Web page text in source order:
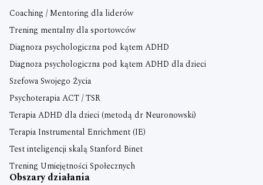
Coaching / Mentoring dla liderów
Trening mentalny dla sportowców
Diagnoza psychologiczna pod kątem ADHD
Diagnoza psychologiczna pod kątem ADHD dla dzieci
Szefowa Swojego Życia
Psychoterapia ACT / TSR
Terapia ADHD dla dzieci (metodą dr Neuronowski)
Terapia Instrumental Enrichment (IE)
Test inteligencji skalą Stanford Binet
Trening Umiejętności Społecznych
Obszary działania